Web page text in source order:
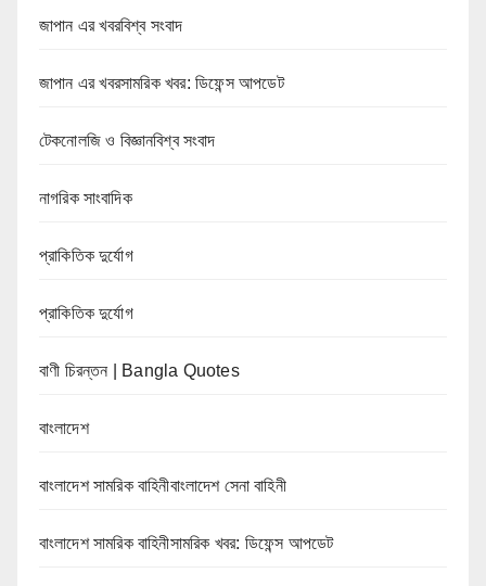
জাপান এর খবরবিশ্ব সংবাদ
জাপান এর খবরসামরিক খবর: ডিফেন্স আপডেট
টেকনোলজি ও বিজ্ঞানবিশ্ব সংবাদ
নাগরিক সাংবাদিক
প্রাকিতিক দুর্যোগ
প্রাকিতিক দুর্যোগ
বাণী চিরন্তন | Bangla Quotes
বাংলাদেশ
বাংলাদেশ সামরিক বাহিনীবাংলাদেশ সেনা বাহিনী
বাংলাদেশ সামরিক বাহিনীসামরিক খবর: ডিফেন্স আপডেট